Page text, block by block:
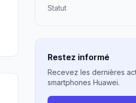
Statut
Restez informé
Recevez les dernières
smartphones Huawei.